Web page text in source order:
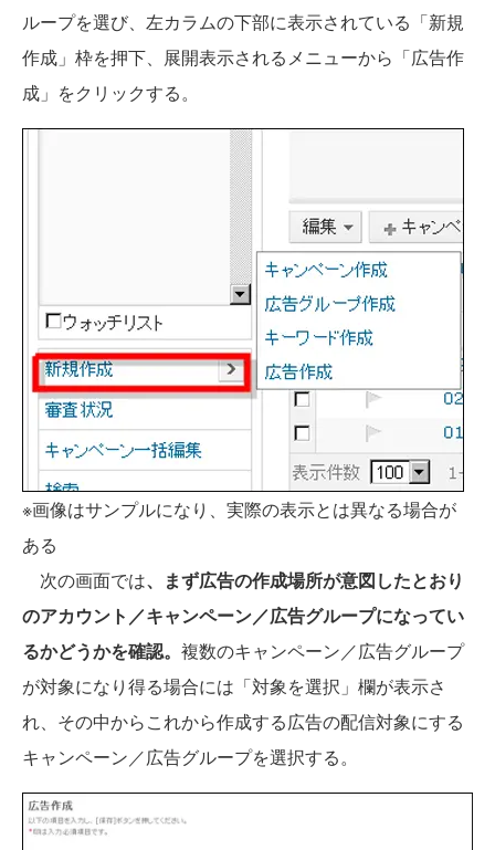
ループを選び、左カラムの下部に表示されている「新規
作成」枠を押下、展開表示されるメニューから「広告作
成」をクリックする。
※画像はサンプルになり、実際の表示とは異なる場合が
ある
次の画面では、まず広告の作成場所が意図したとおり
のアカウント／キャンペーン／広告グループになってい
るかどうかを確認。 複数のキャンペーン／広告グループ
が対象になり得る場合には「対象を選択」欄が表示さ
れ、その中からこれから作成する広告の配信対象にする
キャンペーン／広告グループを選択する。